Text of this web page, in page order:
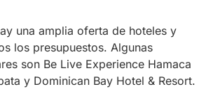
una amplia oferta de hoteles y
los presupuestos. Algunas
son Be Live Experience Hamaca
y Dominican Bay Hotel & Resort.